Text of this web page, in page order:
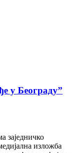
у Београду”
заједничко
изложба